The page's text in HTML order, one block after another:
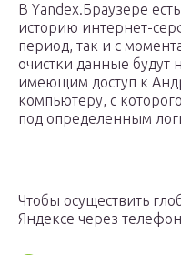
В Yandex.Браузере
историю интернет-
период, так и с
очистки данные будут
имеющим доступ к
компьютеру, с
под определенным
Чтобы осуществить
Яндексе через